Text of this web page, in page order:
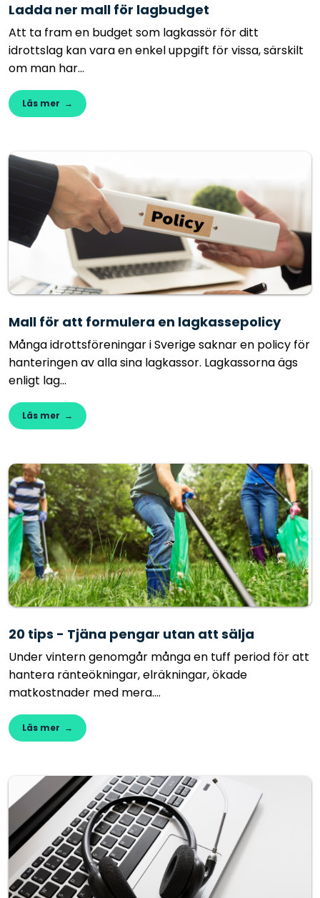
Ladda ner mall för lagbudget
Att ta fram en budget som lagkassör för ditt
idrottslag kan vara en enkel uppgift för vissa, särskilt
om man har...
Läs mer →
Mall för att formulera en lagkassepolicy
Många idrottsföreningar i Sverige saknar en policy för
hanteringen av alla sina lagkassor. Lagkassorna ägs
enligt lag...
Läs mer →
20 tips - Tjäna pengar utan att sälja
Under vintern genomgår många en tuff period för att
hantera ränteökningar, elräkningar, ökade
matkostnader med mera....
Läs mer →